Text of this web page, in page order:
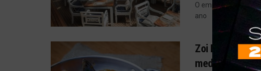
O empreendimento
ano
Zoi
mediterrânea